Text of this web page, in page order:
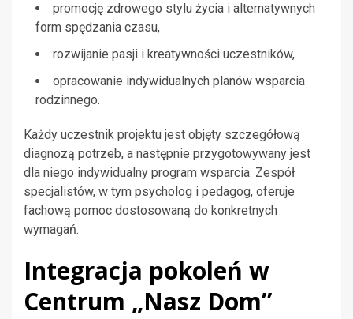
promocję zdrowego stylu życia i alternatywnych
form spędzania czasu,
rozwijanie pasji i kreatywności uczestników,
opracowanie indywidualnych planów wsparcia
rodzinnego.
Każdy uczestnik projektu jest objęty szczegółową
diagnozą potrzeb, a następnie przygotowywany jest
dla niego indywidualny program wsparcia. Zespół
specjalistów, w tym psycholog i pedagog, oferuje
fachową pomoc dostosowaną do konkretnych
wymagań.
Integracja pokoleń w
Centrum „Nasz Dom”